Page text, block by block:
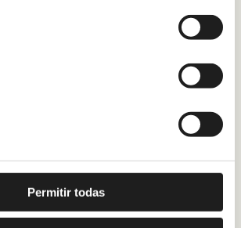
Permitir todas